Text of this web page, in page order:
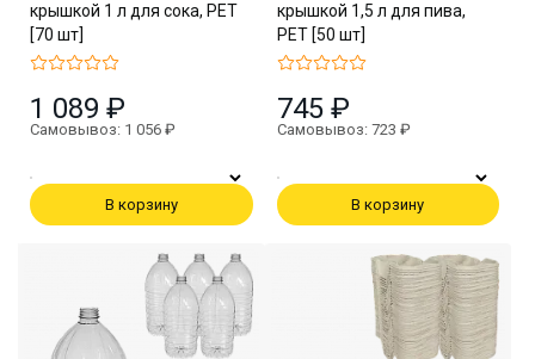
крышкой 1 л для сока, PET
[70 шт]
1 089 ₽
Самовывоз: 1 056 ₽
В корзину
крышкой 1,5 л для пива,
PET [50 шт]
745 ₽
Самовывоз: 723 ₽
В корзину